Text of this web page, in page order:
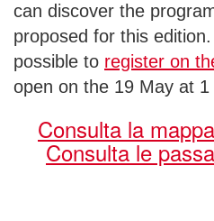
can discover the
proposed for this
possible to register on
open on the 19 May at 1
Consulta la
Consulta le